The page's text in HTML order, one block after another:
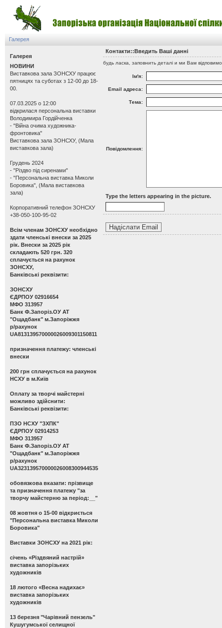
Галерея
Галерея
НОВИНИ
Виставкова зала ЗОНСХУ працює
пятницях та суботах з 12-00 до 18-
00.
07.03.2025 о 12:00
відкрилася персональна виставки
Володимира Гордійченка
- "Війна очима художника-
фронтовика"
Виставкова зала ЗОНСХУ, (Мала
виставкова зала)
Грудень 2024
- "Різдво під сиренами"
- "Персональна виставка Миколи
Боровика", (Мала виставкова
зала)
Корпоративний телефон ЗОНСХУ
+38-050-100-95-02
Всім членам ЗОНСХУ необхідно
здати членські внески за 2025
рік. Внески за 2025 рік
складають 520 грн. 320
сплачується на рахунок
ЗОНСХУ,
Банківські реквізити:
ЗОНСХУ
ЄДРПОУ 02916654
МФО 313957
Банк Ф.Запоріз.ОУ АТ
"Ощадбанк" м.Запоріжжя
р/рахунок
UA813139570000026009301150811
призначення платежу: членські
внески
200 грн сплачується на рахунок
НСХУ в м.Київ
Оплату за творчі майстерні
можливо здійснити:
Банківські реквізити:
ПЗО НСХУ "ЗХПК"
ЄДРПОУ 02914253
МФО 313957
Банк Ф.Запоріз.ОУ АТ
"Ощадбанк" м.Запоріжжя
р/рахунок
UA323139570000026008300944535
обовязкова вказати: прізвище
та призначення платежу "за
творчу майстерню за період:__"
08 жовтня о 15-00 відкриється
"Персональна виставка Миколи
Боровика"
Виставки ЗОНСХУ на 2021 рік:
січень «Різдвяний настрій»
виставка запорізьких
художників
18 лютого «Весна надихає»
виставка запорізьких
художників
13 березня "Чарівний пензель"
Кушугумської селищної
Контакти::Введить Вашi даннi
будь ласка, заповнить деталi и ми Вам
Iм'я:
Email адреса:
Тема:
Повiдомлення:
Type the letters appearing in the picture.